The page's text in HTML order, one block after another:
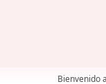
Bienvenido a